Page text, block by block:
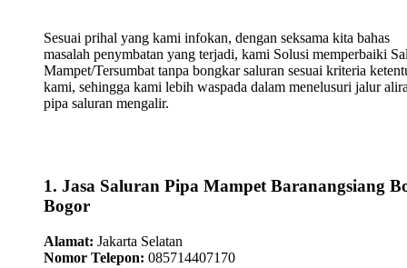
Sesuai prihal yang kami infokan, dengan seksama kita bahas
masalah penymbatan yang terjadi, kami Solusi memperbaiki
Mampet/Tersumbat tanpa bongkar saluran sesuai kriteria
kami, sehingga kami lebih waspada dalam menelusuri jalur
pipa saluran mengalir.
1. Jasa Saluran Pipa Mampet Baranangsiang
Bogor
Alamat: Jakarta Selatan
Nomor Telepon: 085714407170